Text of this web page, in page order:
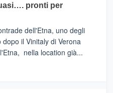
pronti per
dell'Etna, uno degli
il Vinitaly di Verona
nella location già...